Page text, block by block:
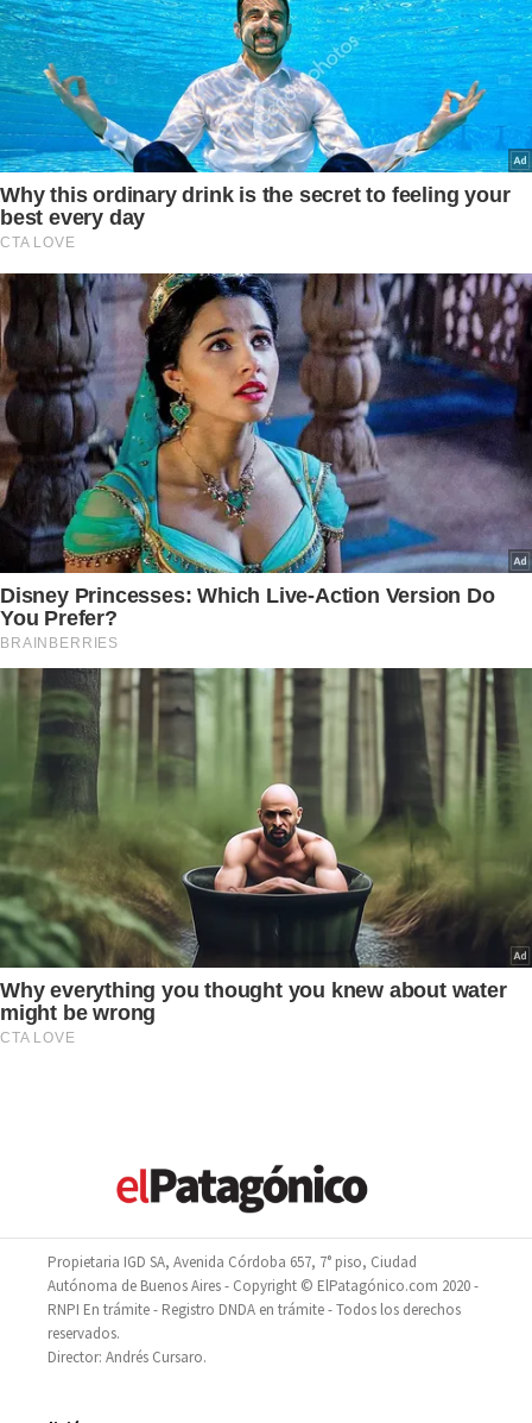
Propietaria IGD SA, Avenida Córdoba 657, 7° piso, Ciudad
Autónoma de Buenos Aires - Copyright © ElPatagónico.com 2020 -
RNPI En trámite - Registro DNDA en trámite - Todos los derechos
reservados.
Director: Andrés Cursaro.